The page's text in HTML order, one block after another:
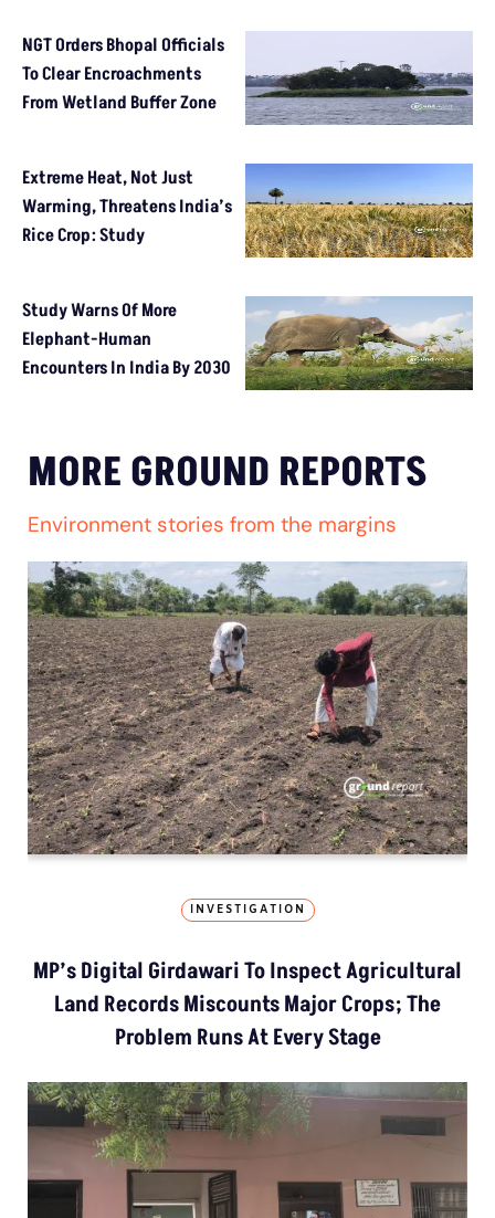
NGT Orders Bhopal Officials
To Clear Encroachments
From Wetland Buffer Zone
Extreme Heat, Not Just
Warming, Threatens India’s
Rice Crop: Study
Study Warns Of More
Elephant-Human
Encounters In India By 2030
MORE GROUND REPORTS
Environment stories from the margins
INVESTIGATION
MP’s Digital Girdawari To Inspect Agricultural
Land Records Miscounts Major Crops; The
Problem Runs At Every Stage